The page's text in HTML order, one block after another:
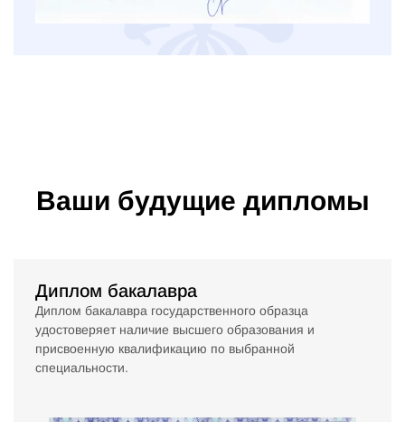
Ваши будущие дипломы
Диплом бакалавра
Диплом бакалавра государственного образца
удостоверяет наличие высшего образования и
присвоенную квалификацию по выбранной
специальности.